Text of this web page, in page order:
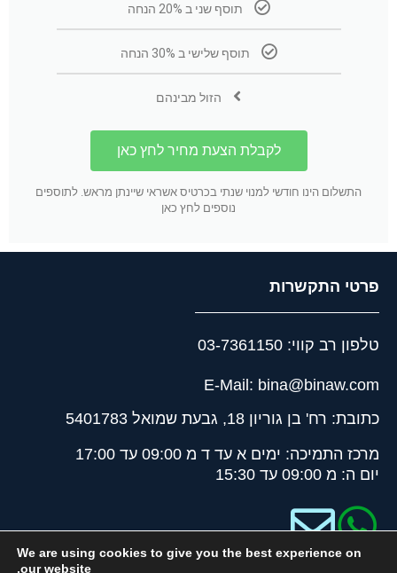
תוסף שני ב 20% הנחה
תוסף שלישי ב 30% הנחה
הזול מבינהם
לקבלת הצעת מחיר לחץ כאן
התשלום הינו חודשי למנוי שנתי בכרטיס אשראי שיינתן מראש. לתוספים
נוספים לחץ כאן
פרטי התקשרות
טלפון רב קווי: 03-7361150
E-Mail: bina@binaw.com
כתובת: רח' בן גוריון 18, גבעת שמואל 5401783
מרכז התמיכה: ימים א עד ד מ 09:00 עד 17:00
יום ה: מ 09:00 עד 15:30
We are using cookies to give you the best experience on
our website.